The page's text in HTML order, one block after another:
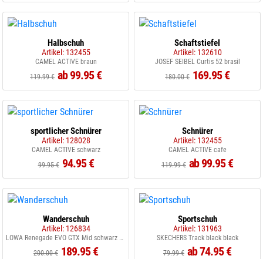
Halbschuh
Artikel: 132455
CAMEL ACTIVE braun
119.99 € ab 99.95 €
Schaftstiefel
Artikel: 132610
JOSEF SEIBEL Curtis 52 brasil
180.00 € 169.95 €
sportlicher Schnürer
Artikel: 128028
CAMEL ACTIVE schwarz
99.95 € 94.95 €
Schnürer
Artikel: 132455
CAMEL ACTIVE cafe
119.99 € ab 99.95 €
Wanderschuh
Artikel: 126834
LOWA Renegade EVO GTX Mid schwarz graphit
200.00 € 189.95 €
Sportschuh
Artikel: 131963
SKECHERS Track black black
79.99 € ab 74.95 €